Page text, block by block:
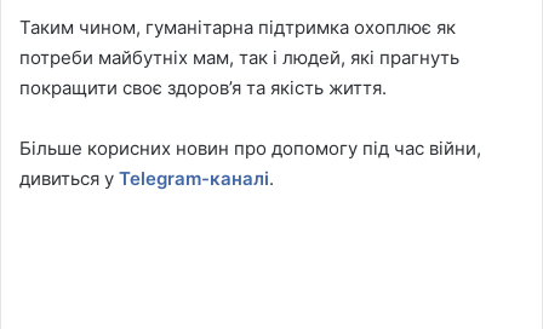
Таким чином, гуманітарна підтримка охоплює як
потреби майбутніх мам, так і людей, які прагнуть
покращити своє здоров’я та якість життя.
Більше корисних новин про допомогу під час війни,
дивиться у Telegram-каналі.